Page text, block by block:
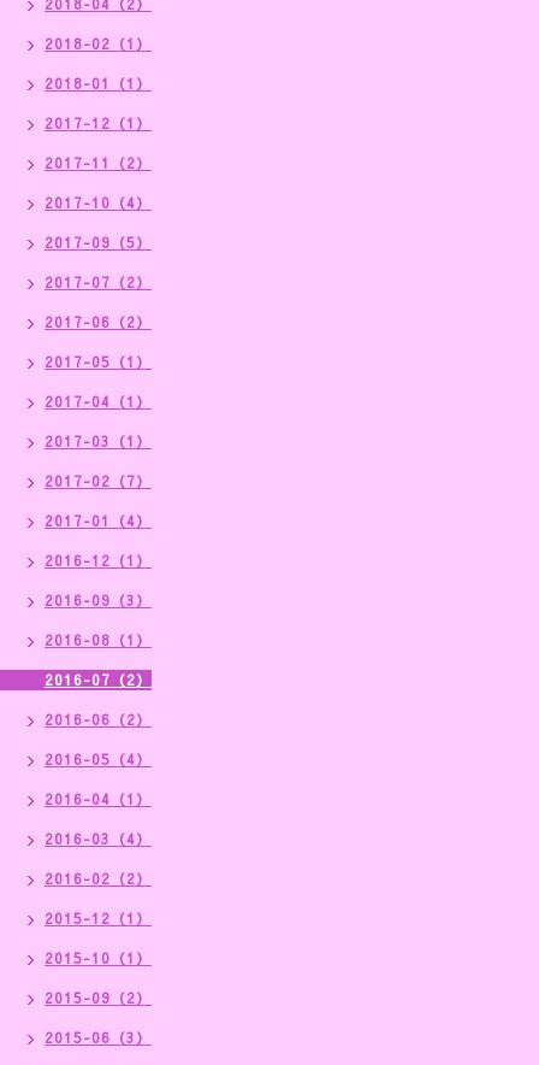
2018-02（1）
2018-01（1）
2017-12（1）
2017-11（2）
2017-10（4）
2017-09（5）
2017-07（2）
2017-06（2）
2017-05（1）
2017-04（1）
2017-03（1）
2017-02（7）
2017-01（4）
2016-12（1）
2016-09（3）
2016-08（1）
2016-07（2）
2016-06（2）
2016-05（4）
2016-04（1）
2016-03（4）
2016-02（2）
2015-12（1）
2015-10（1）
2015-09（2）
2015-06（3）